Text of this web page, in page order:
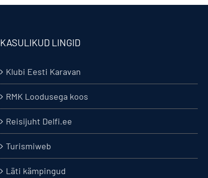
KASULIKUD LINGID
Klubi Eesti Karavan
RMK Loodusega koos
Reisijuht Delfi.ee
Turismiweb
Läti kämpingud